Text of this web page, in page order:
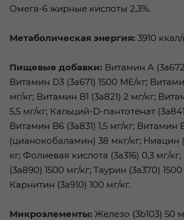
Омега-6 жирные кислоты 2,3%.
Метаболическая энергия: 3910 ккал/
Пищевые добавки: Витамин A
Витамин D3 (3а671) 1500 МЕ/кг;
мг/кг; Витамин B1 (3a821) 2 мг/кг;
5,5 мг/кг; Кальций-D-пантотенат
Витамин B6 (3a831) 1,5 мг/кг; Витамин
(цианокобаламин) 38 мкг/кг; Ниацин
кг; Фолиевая кислота (3a316) 0,3 мг/
(3a890) 1500 мг/кг; Таурин (3a370)
Карнитин (3a910) 100 мг/кг.
Микроэлементы: Железо (3b103) 50